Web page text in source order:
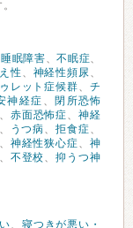
睡眠障害、不眠症、
性、 神経性頻尿、
ゥレット症候群、チ
神経症 、 閉所恐怖
、 赤面恐怖症、神経
、 うつ病、拒食症、
、 神経性狭心症、神
、 不登校、抑うつ神
、 寝つきが悪い・